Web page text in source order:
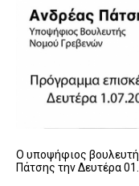
Ο υποψήφιος
Πάτσης την Δευτέρα